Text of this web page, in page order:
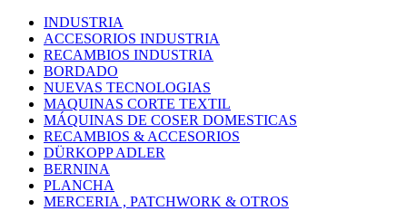
INDUSTRIA
ACCESORIOS INDUSTRIA
RECAMBIOS INDUSTRIA
BORDADO
NUEVAS TECNOLOGIAS
MAQUINAS CORTE TEXTIL
MÁQUINAS DE COSER DOMESTICAS
RECAMBIOS & ACCESORIOS
DÜRKOPP ADLER
BERNINA
PLANCHA
MERCERIA , PATCHWORK & OTROS